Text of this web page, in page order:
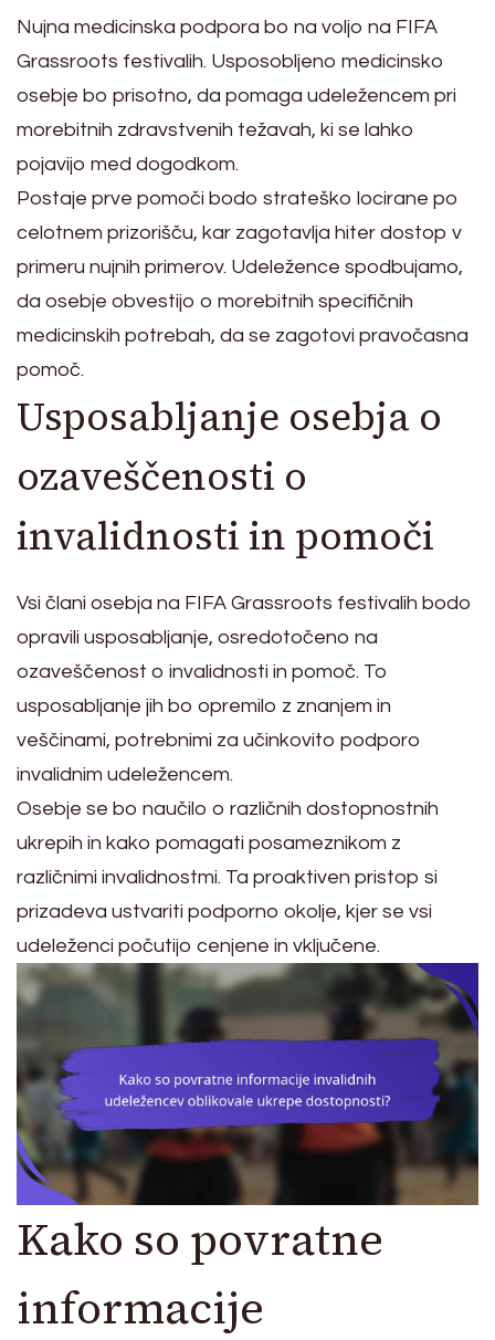
Nujna medicinska podpora bo na voljo na FIFA
Grassroots festivalih. Usposobljeno medicinsko
osebje bo prisotno, da pomaga udeležencem pri
morebitnih zdravstvenih težavah, ki se lahko
pojavijo med dogodkom.
Postaje prve pomoči bodo strateško locirane po
celotnem prizorišču, kar zagotavlja hiter dostop v
primeru nujnih primerov. Udeležence spodbujamo,
da osebje obvestijo o morebitnih specifičnih
medicinskih potrebah, da se zagotovi pravočasna
pomoč.
Usposabljanje osebja o
ozaveščenosti o
invalidnosti in pomoči
Vsi člani osebja na FIFA Grassroots festivalih bodo
opravili usposabljanje, osredotočeno na
ozaveščenost o invalidnosti in pomoč. To
usposabljanje jih bo opremilo z znanjem in
veščinami, potrebnimi za učinkovito podporo
invalidnim udeležencem.
Osebje se bo naučilo o različnih dostopnostnih
ukrepih in kako pomagati posameznikom z
različnimi invalidnostmi. Ta proaktiven pristop si
prizadeva ustvariti podporno okolje, kjer se vsi
udeleženci počutijo cenjene in vključene.
Kako so povratne
informacije